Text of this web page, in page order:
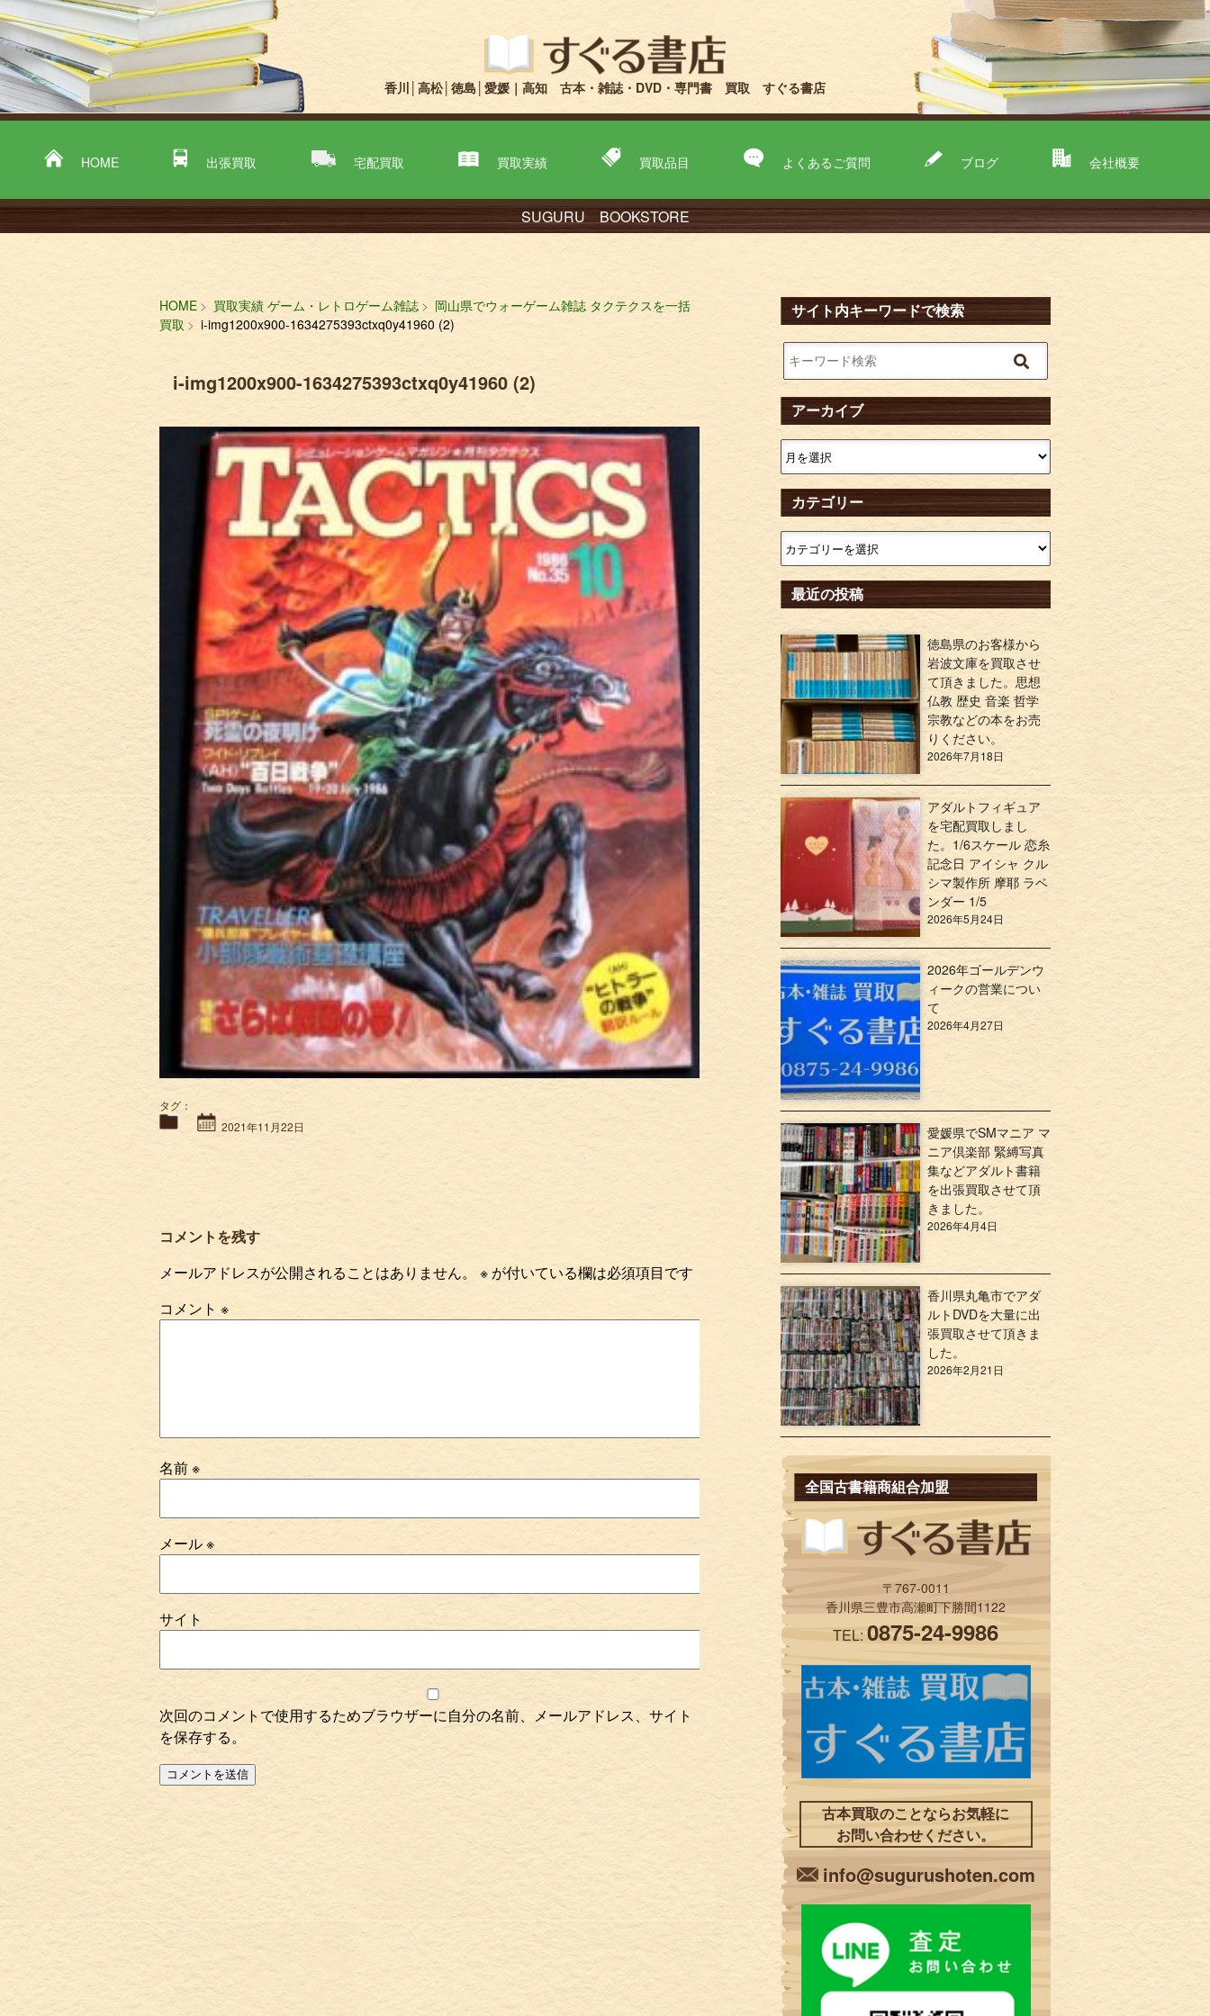
香川│高松│徳島│愛媛｜高知 古本・雑誌・DVD・専門書 買取 すぐる書店
HOME 出張買取 宅配買取 買取実績 買取品目 よくあるご質問 ブログ 会社概要
SUGURU BOOKSTORE
HOME 買取実績 ゲーム・レトロゲーム雑誌
岡山県でウォーゲーム雑誌 タクテクスを一括
買取
i-img1200x900-1634275393ctxq0y41960 (2)
i-img1200x900-1634275393ctxq0y41960 (2)
タグ：
2021年11月22日
コメントを残す
メールアドレスが公開されることはありません。
※ が付いている欄は必須項目です
コメント ※
名前※
メール※
サイト
次回のコメントで使用するためブラウザーに自分の名前、メールアドレス、サイト
を保存する。
サイト内キーワードで検索
アーカイブ
カテゴリー
最近の投稿
徳島県のお客様から
岩波文庫を買取させ
て頂きました。思想
仏教 歴史 音楽 哲学
宗教などの本をお売
りください。
2026年7月18日
アダルトフィギュア
を宅配買取しまし
た。1/6スケール 恋糸
記念日 アイシャ クル
シマ製作所 摩耶 ラベ
ンダー 1/5
2026年5月24日
2026年ゴールデンウ
ィークの営業につい
て
2026年4月27日
愛媛県でSMマニア マ
ニア倶楽部 緊縛写真
集などアダルト書籍
を出張買取させて頂
きました。
2026年4月4日
香川県丸亀市でアダ
ルトDVDを大量に出
張買取させて頂きま
した。
2026年2月21日
全国古書籍商組合加盟
〒767-0011
香川県三豊市高瀬町下勝間1122
TEL:0875-24-9986
古本買取のことならお気軽に
お問い合わせください。
info@sugurushoten.com